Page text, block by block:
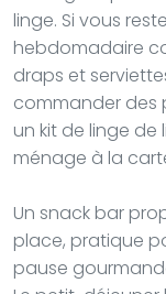
linge. Si vous
hebdomadaire
draps et
commander des
un kit de linge de
ménage à la
Un snack bar
place, pratique
pause